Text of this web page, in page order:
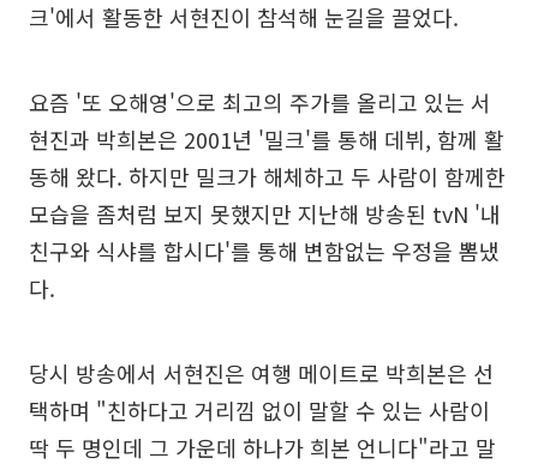
크'에서 활동한 서현진이 참석해 눈길을 끌었다.
요즘 '또 오해영'으로 최고의 주가를 올리고 있는 서
현진과 박희본은 2001년 '밀크'를 통해 데뷔, 함께 활
동해 왔다. 하지만 밀크가 해체하고 두 사람이 함께한
모습을 좀처럼 보지 못했지만 지난해 방송된 tvN '내
친구와 식샤를 합시다'를 통해 변함없는 우정을 뽐냈
다.
당시 방송에서 서현진은 여행 메이트로 박희본은 선
택하며 "친하다고 거리낌 없이 말할 수 있는 사람이
딱 두 명인데 그 가운데 하나가 희본 언니다"라고 말